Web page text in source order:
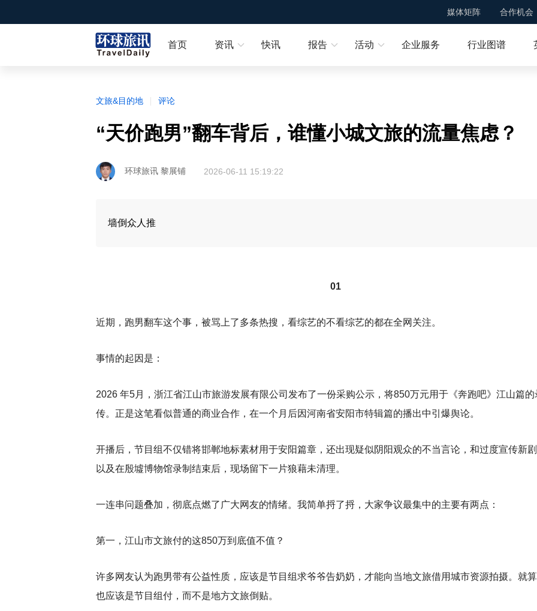
媒体矩阵 合作机会
首页 资讯 快讯 报告 活动 企业服务 行业图谱
文旅&目的地 评论
“天价跑男”翻车背后，谁懂小城文旅的流量焦虑？
环球旅讯 黎展铺 2026-06-11 15:19:22
墙倒众人推
01
近期，跑男翻车这个事，被骂上了多条热搜，看综艺的不看综艺的都在全网关注。
事情的起因是：
2026 年5月，浙江省江山市旅游发展有限公司发布了一份采购公示，将850万元用于《奔跑吧》江山篇的
传。正是这笔看似普通的商业合作，在一个月后因河南省安阳市特辑篇的播出中引爆舆论。
开播后，节目组不仅错将邯郸地标素材用于安阳篇章，还出现疑似阴阳观众的不当言论，和过度宣传新剧
以及在殷墟博物馆录制结束后，现场留下一片狼藉未清理。
一连串问题叠加，彻底点燃了广大网友的情绪。我简单捋了捋，大家争议最集中的主要有两点：
第一，江山市文旅付的这850万到底值不值？
许多网友认为跑男带有公益性质，应该是节目组求爷爷告奶奶，才能向当地文旅借用城市资源拍摄。就算
也应该是节目组付，而不是地方文旅倒贴。